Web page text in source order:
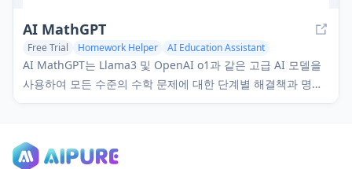
AI MathGPT
Free Trial Homework Helper
AI Education Assistant
AI Coaching
AI MathGPT는 Llama3 및 OpenAI o1과 같은 고급 AI 모델을
사용하여 모든 수준의 수학 문제에 대한 단계별 해결책과 명확
한 설명을 제공하는 AI 기반 수학 튜터입니다.